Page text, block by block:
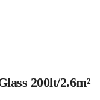
200lt/2.6m²